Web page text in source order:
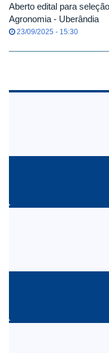
Aberto edital para
Agronomia - Uberândia
23/09/2025 - 15:30